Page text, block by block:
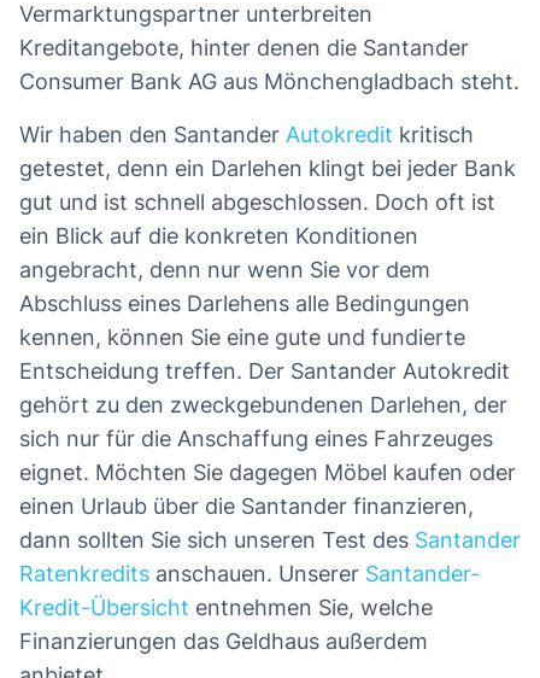
Vermarktungspartner unterbreiten
Kreditangebote, hinter denen die Santander
Consumer Bank AG aus Mönchengladbach steht.
Wir haben den Santander Autokredit kritisch
getestet, denn ein Darlehen klingt bei jeder Bank
gut und ist schnell abgeschlossen. Doch oft ist
ein Blick auf die konkreten Konditionen
angebracht, denn nur wenn Sie vor dem
Abschluss eines Darlehens alle Bedingungen
kennen, können Sie eine gute und fundierte
Entscheidung treffen. Der Santander Autokredit
gehört zu den zweckgebundenen Darlehen, der
sich nur für die Anschaffung eines Fahrzeuges
eignet. Möchten Sie dagegen Möbel kaufen oder
einen Urlaub über die Santander finanzieren,
dann sollten Sie sich unseren Test des Santander
Ratenkredits anschauen. Unserer Santander-
Kredit-Übersicht entnehmen Sie, welche
Finanzierungen das Geldhaus außerdem